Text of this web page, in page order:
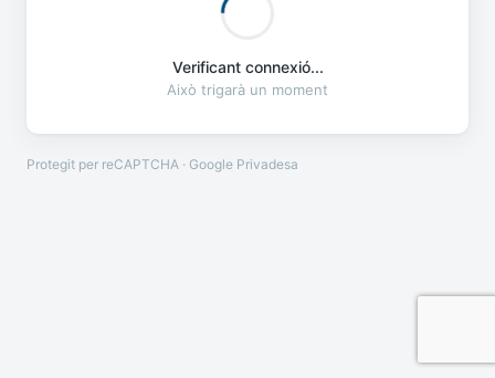
Verificant connexió...
Això trigarà un moment
Protegit per reCAPTCHA · Google Privadesa